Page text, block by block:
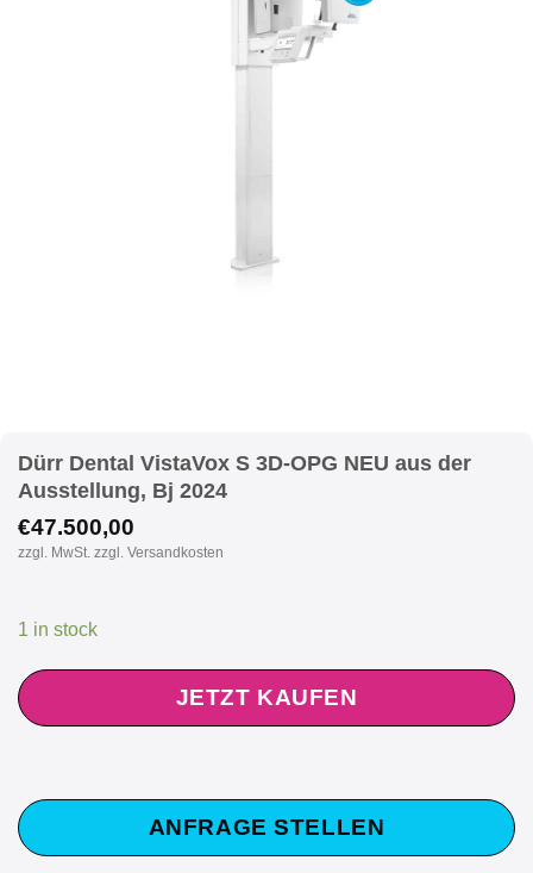
Dürr Dental VistaVox S 3D-OPG NEU aus der
Ausstellung, Bj 2024
€47.500,00
zzgl. MwSt. zzgl. Versandkosten
1 in stock
JETZT KAUFEN
ANFRAGE STELLEN